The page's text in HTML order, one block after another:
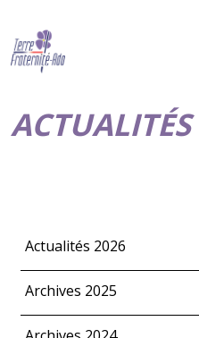
ACTUALITÉS
Actualités 2026
Archives 2025